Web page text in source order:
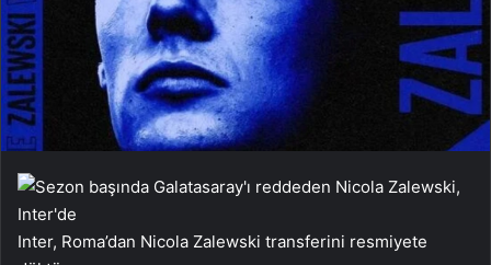
Inter, Roma’dan Nicola Zalewski transferini resmiyete